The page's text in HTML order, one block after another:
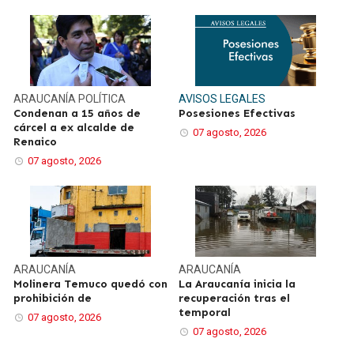
ARAUCANÍAPOLÍTICA
Condenan a 15 años de
cárcel a ex alcalde de
Renaico
07 agosto, 2026
AVISOS LEGALES
Posesiones Efectivas
07 agosto, 2026
ARAUCANÍA
Molinera Temuco quedó con
prohibición de
07 agosto, 2026
ARAUCANÍA
La Araucanía inicia la
recuperación tras el
temporal
07 agosto, 2026